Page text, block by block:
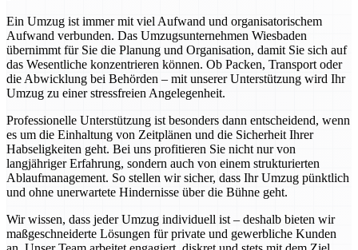
Ein Umzug ist immer mit viel Aufwand und organisatorischem
Aufwand verbunden. Das Umzugsunternehmen Wiesbaden
übernimmt für Sie die Planung und Organisation, damit Sie sich auf
das Wesentliche konzentrieren können. Ob Packen, Transport oder
die Abwicklung bei Behörden – mit unserer Unterstützung wird Ihr
Umzug zu einer stressfreien Angelegenheit.
Professionelle Unterstützung ist besonders dann entscheidend, wenn
es um die Einhaltung von Zeitplänen und die Sicherheit Ihrer
Habseligkeiten geht. Bei uns profitieren Sie nicht nur von
langjähriger Erfahrung, sondern auch von einem strukturierten
Ablaufmanagement. So stellen wir sicher, dass Ihr Umzug pünktlich
und ohne unerwartete Hindernisse über die Bühne geht.
Wir wissen, dass jeder Umzug individuell ist – deshalb bieten wir
maßgeschneiderte Lösungen für private und gewerbliche Kunden